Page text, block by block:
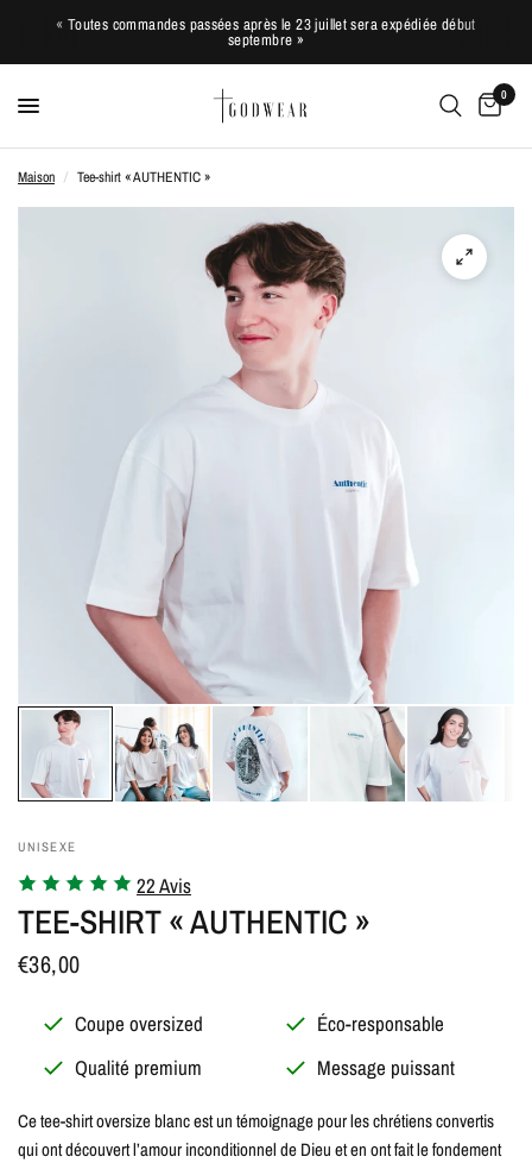
« Toutes commandes passées après le 23 juillet sera expédiée début
septembre »
0
Maison / Tee-shirt « AUTHENTIC »
UNISEXE
22 Avis
TEE-SHIRT « AUTHENTIC »
€36,00
Coupe oversized
Éco-responsable
Qualité premium
Message puissant
Ce tee-shirt oversize blanc est un témoignage pour les chrétiens convertis
qui ont découvert l’amour inconditionnel de Dieu et en ont fait le fondement